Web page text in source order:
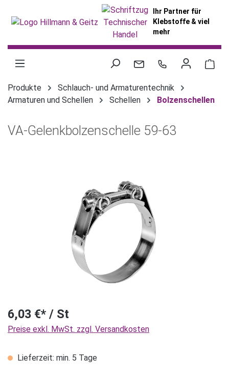
Ihr Partner für
Klebstoffe & viel
mehr
Produkte
Schlauch- und Armaturentechnik
Armaturen und Schellen
Schellen Bolzenschellen
VA-Gelenkbolzenschelle 59-63
6,03 €* / St
Preise exkl. MwSt. zzgl. Versandkosten
Lieferzeit: min. 5 Tage